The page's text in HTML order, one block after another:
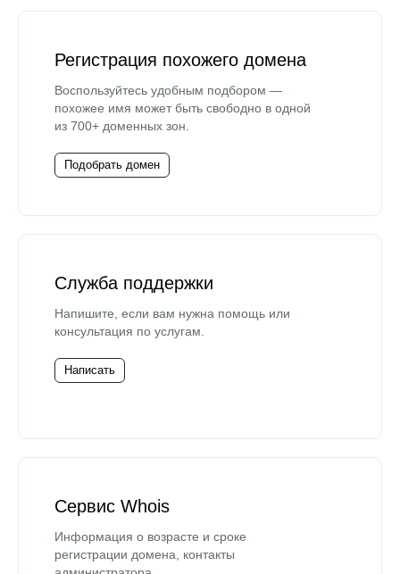
Регистрация похожего домена
Воспользуйтесь удобным подбором —
похожее имя может быть свободно в одной
из 700+ доменных зон.
Подобрать домен
Служба поддержки
Напишите, если вам нужна помощь или
консультация по услугам.
Написать
Сервис Whois
Информация о возрасте и сроке
регистрации домена, контакты